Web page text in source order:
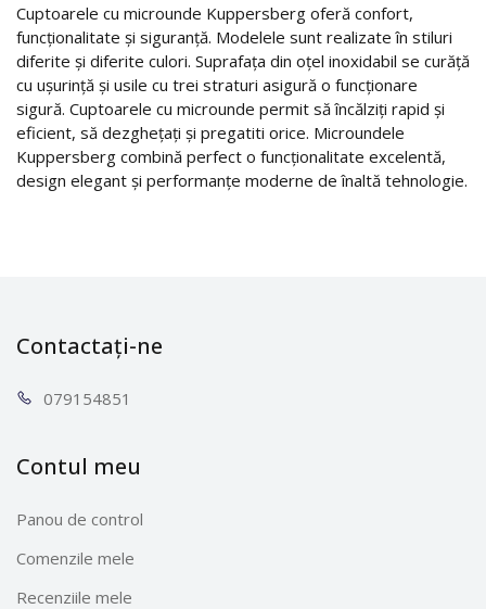
Cuptoarele cu microunde Kuppersberg oferă confort,
funcționalitate și siguranță. Modelele sunt realizate în stiluri
diferite și diferite culori. Suprafața din oțel inoxidabil se curăță
cu ușurință și usile cu trei straturi asigură o funcționare
sigură. Cuptoarele cu microunde permit să încălziți rapid și
eficient, să dezghețați și pregatiti orice. Microundele
Kuppersberg combină perfect o funcționalitate excelentă,
design elegant și performanțe moderne de înaltă tehnologie.
Contactați-ne
0791 54851
Contul meu
Panou de control
Comenzile mele
Recenziile mele